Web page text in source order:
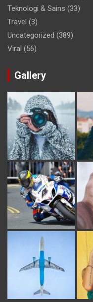
Teknologi & Sains (33)
Travel (3)
Uncategorized (389)
Viral (56)
Gallery